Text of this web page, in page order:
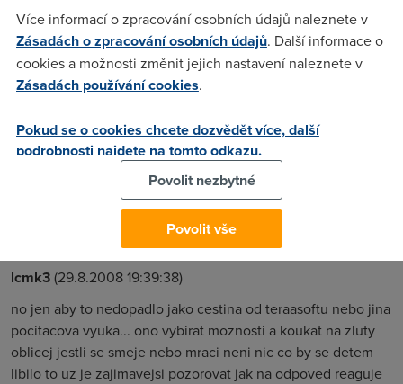
delco (29.8.2008 13:08:17)
To vypada hodne dobre :) Jen by me zajimalo na jakych
hrach to bude probihat, jestli na nejakych existujicich nebo
na hrach vytvorenych primo k ucelu "vychovy". Predstava, ze
lakava... :) Stejne tak jako predstava, ze bych se vratil do
skoly... Navic... Znate to... Jdi od toho pocitace, dokud se
nanaucis... Klasicka veta rodicu... Ale ted... Hrat Fallout jako
D.Ú. a jeste se nechat id ridicu chvalit ze delam neco do
skoly... Chjo, proc uz jsem ze skoly venku... :(
lcmk3(29.8.2008 19:39:38)
no jen aby to nedopadlo jako cestina od teraasoftu nebo jina
pocitacova vyuka... ono vybirat moznosti a koukat na zluty
oblicej jestli se smeje nebo mraci neni nic co by se detem
libilo to uz je zajimavejsi pozorovat jak na odpoved reaguje
Více informací o zpracování osobních údajů naleznete v
Zásadách o zpracování osobních údajů. Další informace o
cookies a možnosti změnit jejich nastavení naleznete v
Zásadách používání cookies.
Pokud se o cookies chcete dozvědět více, další
podrobnosti najdete na tomto odkazu.
Povolit nezbytné
Povolit vše